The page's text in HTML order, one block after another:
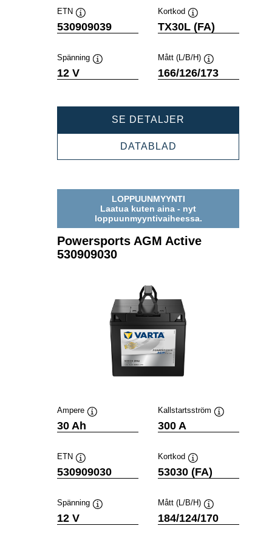
ETN
Verktygstips
530909039
Kortkod
Verktygstips
TX30L (FA)
Spänning
12 V
Mått (L/B/H)
Verktygstips
166/126/173
SE DETALJER
DATABLAD
LOPPUUNMYYNTI
Laatua kuten aina - nyt
loppuunmyyntivaiheessa.
Powersports AGM Active
530909030
Ampere
30 Ah
Kallstartsström
300 A
ETN
Verktygstips
530909030
Kortkod
Verktygstips
53030 (FA)
Spänning
12 V
Mått (L/B/H)
Verktygstips
184/124/170